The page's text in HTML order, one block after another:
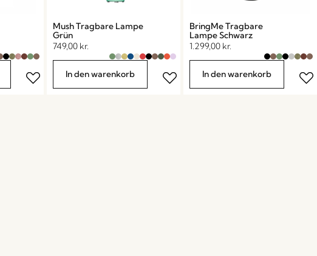
Mush Tragbare Lampe
Grün
749,00 kr.
In den warenkorb
BringMe Tragbare
Lampe Schwarz
1.299,00 kr.
In den warenkorb